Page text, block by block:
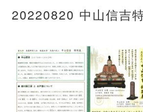
20220820 中山信吉